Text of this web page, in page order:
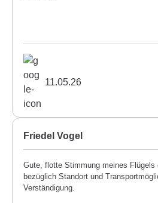
11.05.26
Friedel Vogel
Gute, flotte Stimmung meines
bezüglich Standort und
Verständigung.